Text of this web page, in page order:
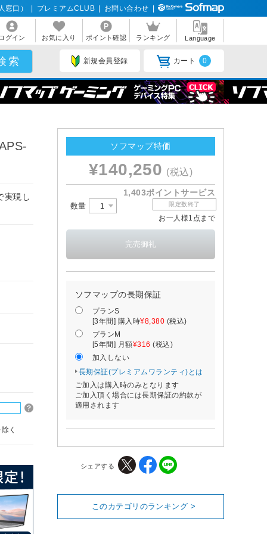
窓口） プレミアムCLUB お問い合わせ
ログイン お気に入り ポイント確認 ランキング Language
新規会員登録 カート 0
実現し
く
ソフマップ特価
¥140,250 (税込)
1,403ポイントサービス
数量 限定数終了
お一人様1点まで
ソフマップの長期保証
プランS
[3年間] 購入時¥8,380 (税込)
プランM
[5年間] 月額¥316 (税込)
加入しない
長期保証(プレミアムワランティ)とは
ご加入は購入時のみとなります
ご加入頂く場合には長期保証の約款が
適用されます
シェアする
このカテゴリのランキング >